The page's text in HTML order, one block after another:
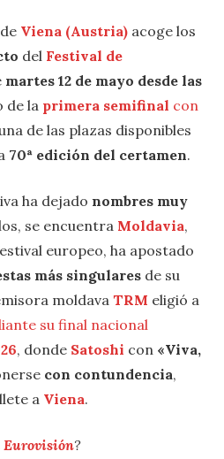
de Viena (Austria) acoge los
del Festival de
martes 12 de mayo desde las
de la primera semifinal con
de las plazas disponibles
70ª edición del certamen.
ha dejado nombres muy
se encuentra Moldavia,
europeo, ha apostado
más singulares de su
moldava TRM eligió a
su final nacional
, donde Satoshi con «Viva,
con contundencia,
a Viena.
Eurovisión?